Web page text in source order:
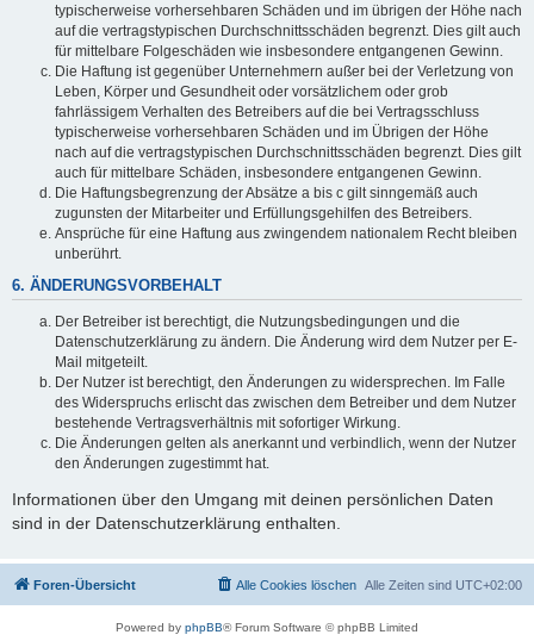
typischerweise vorhersehbaren Schäden und im übrigen der Höhe nach
auf die vertragstypischen Durchschnittsschäden begrenzt. Dies gilt auch
für mittelbare Folgeschäden wie insbesondere entgangenen Gewinn.
Die Haftung ist gegenüber Unternehmern außer bei der Verletzung von
Leben, Körper und Gesundheit oder vorsätzlichem oder grob
fahrlässigem Verhalten des Betreibers auf die bei Vertragsschluss
typischerweise vorhersehbaren Schäden und im Übrigen der Höhe
nach auf die vertragstypischen Durchschnittsschäden begrenzt. Dies gilt
auch für mittelbare Schäden, insbesondere entgangenen Gewinn.
Die Haftungsbegrenzung der Absätze a bis c gilt sinngemäß auch
zugunsten der Mitarbeiter und Erfüllungsgehilfen des Betreibers.
Ansprüche für eine Haftung aus zwingendem nationalem Recht bleiben
unberührt.
6. ÄNDERUNGSVORBEHALT
Der Betreiber ist berechtigt, die Nutzungsbedingungen und die
Datenschutzerklärung zu ändern. Die Änderung wird dem Nutzer per E-
Mail mitgeteilt.
Der Nutzer ist berechtigt, den Änderungen zu widersprechen. Im Falle
des Widerspruchs erlischt das zwischen dem Betreiber und dem Nutzer
bestehende Vertragsverhältnis mit sofortiger Wirkung.
Die Änderungen gelten als anerkannt und verbindlich, wenn der Nutzer
den Änderungen zugestimmt hat.
Informationen über den Umgang mit deinen persönlichen Daten
sind in der Datenschutzerklärung enthalten.
Foren-Übersicht Alle Zeiten sind UTC+02:00
Alle Cookies löschen
Powered by phpBB® Forum Software © phpBB Limited